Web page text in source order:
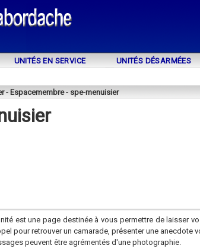
UNITÉS EN SERVICE UNITÉS DÉSARMÉES
- Espacemembre - spe-menuisier
est une page destinée à vous permettre de laisser
pour retrouver un camarade, présenter une
peuvent être agrémentés d'une photographie.